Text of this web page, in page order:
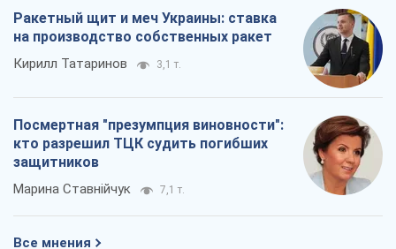
Ракетный щит и меч Украины: ставка
на производство собственных ракет
Кирилл Татаринов 3,1 т.
Посмертная "презумпция виновности":
кто разрешил ТЦК судить погибших
защитников
Марина Ставнійчук 7,1 т.
Все мнения